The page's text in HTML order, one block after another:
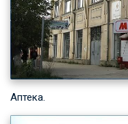
Аптека.